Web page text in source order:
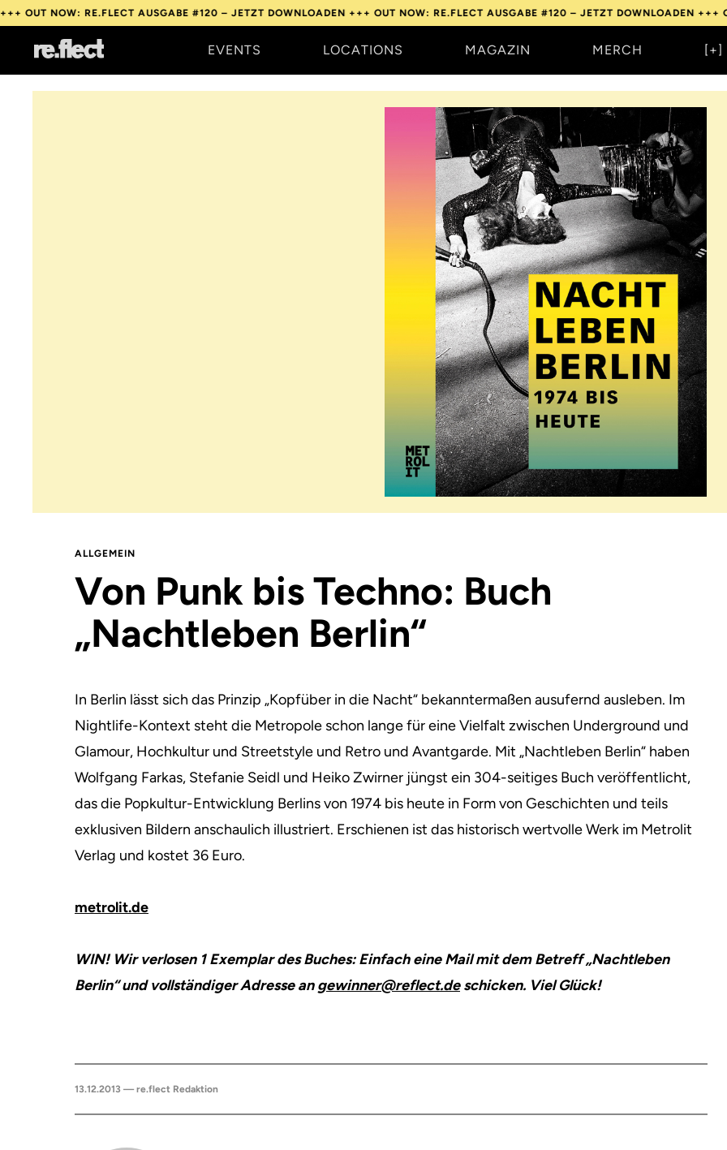
RE.FLECT AUSGABE #120 – JETZT DOWNLOADEN +++OUT NOW: RE.FLECT AUSGABE #120 – JETZT DOWNLOADEN +++OUT NOW:
EVENTS LOCATIONS MAGAZIN MERCH [+]
ALLGEMEIN
Von Punk bis Techno: Buch
„Nachtleben Berlin“
In Berlin lässt sich das Prinzip „Kopfüber in die Nacht“ bekanntermaßen ausufernd ausleben. Im
Nightlife-Kontext steht die Metropole schon lange für eine Vielfalt zwischen Underground und
Glamour, Hochkultur und Streetstyle und Retro und Avantgarde. Mit „Nachtleben Berlin“ haben
Wolfgang Farkas, Stefanie Seidl und Heiko Zwirner jüngst ein 304-seitiges Buch veröffentlicht,
das die Popkultur-Entwicklung Berlins von 1974 bis heute in Form von Geschichten und teils
exklusiven Bildern anschaulich illustriert. Erschienen ist das historisch wertvolle Werk im Metrolit
Verlag und kostet 36 Euro.
metrolit.de
WIN! Wir verlosen 1 Exemplar des Buches: Einfach eine Mail mit dem Betreff „Nachtleben
Berlin“ und vollständiger Adresse angewinner@reflect.deschicken. Viel Glück!
13.12.2013 — re.flect Redaktion